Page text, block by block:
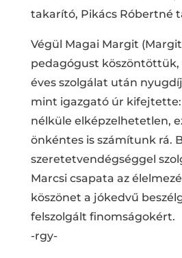
takarító, Pikács Róbertné
Végül Magai Margit
pedagógust
éves szolgálat után
mint igazgató úr kifejtette:
nélküle elképzelhetetlen,
önkéntes is számítunk rá.
szeretetvendégséggel
Marcsi csapata az
köszönet a jókedvű
felszolgált finomságokért.
-rgy-